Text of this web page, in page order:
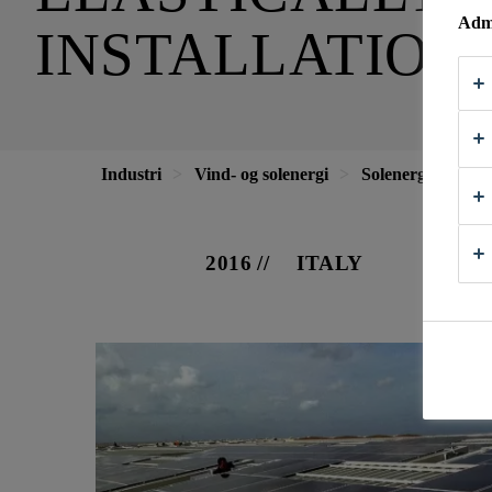
INSTALLATION
Industri Vind- og solenergi Solenergi
2016 ITALY